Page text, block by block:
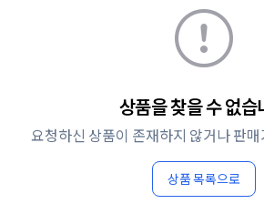
상품을 찾을 수 없습
요청하신 상품이 존재하지 않거나 판
상품 목록으로